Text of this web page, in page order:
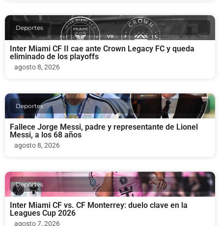
Deportes
Inter Miami CF II cae ante Crown Legacy FC y queda
eliminado de los playoffs
agosto 8, 2026
Deportes
Fallece Jorge Messi, padre y representante de Lionel
Messi, a los 68 años
agosto 8, 2026
Deportes
Inter Miami CF vs. CF Monterrey: duelo clave en la
Leagues Cup 2026
agosto 7, 2026